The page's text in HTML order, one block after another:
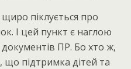
піклується про
І цей пункт є наглою
ПР. Бо хто ж,
що підтримка дітей та